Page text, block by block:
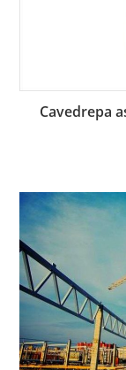
Cavedrepa